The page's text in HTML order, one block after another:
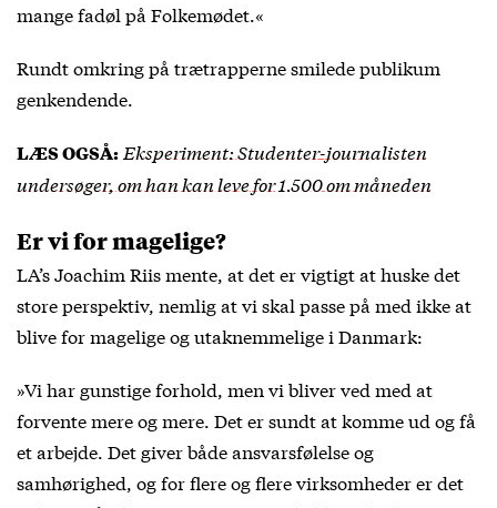
mange fadøl på Folkemødet.«
Rundt omkring på trætrapperne smilede publikum
genkendende.
LÆS OGSÅ: Eksperiment: Studenter-journalisten
undersøger, om han kan leve for 1.500 om måneden
Er vi for magelige?
LA’s Joachim Riis mente, at det er vigtigt at huske det
store perspektiv, nemlig at vi skal passe på med ikke at
blive for magelige og utaknemmelige i Danmark:
»Vi har gunstige forhold, men vi bliver ved med at
forvente mere og mere. Det er sundt at komme ud og få
et arbejde. Det giver både ansvarsfølelse og
samhørighed, og for flere og flere virksomheder er det